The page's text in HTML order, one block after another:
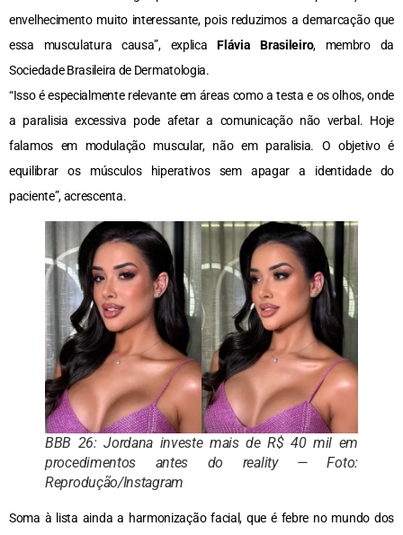
envelhecimento muito interessante, pois reduzimos a demarcação que
essa musculatura causa”, explicaFlávia Brasileiro, membro da
Sociedade Brasileira de Dermatologia.
“Isso é especialmente relevante em áreas como a testa e os olhos, onde
a paralisia excessiva pode afetar a comunicação não verbal. Hoje
falamos em modulação muscular, não em paralisia. O objetivo é
equilibrar os músculos hiperativos sem apagar a identidade do
paciente”, acrescenta.
BBB 26: Jordana investe mais de R$ 40 mil em
procedimentos antes do reality — Foto:
Reprodução/Instagram
Soma à lista ainda a harmonização facial, que é febre no mundo dos